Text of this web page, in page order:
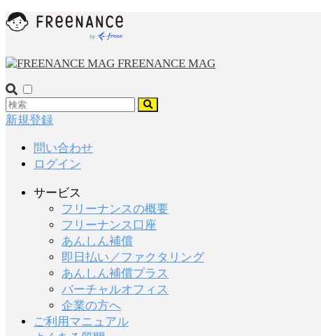
FREENANCE MAG
新規登録
問い合わせ
ログイン
サービス
フリーナンスの概要
フリーナンス口座
あんしん補償
即日払い／ファクタリング
あんしん補償プラス
バーチャルオフィス
企業の方へ
ご利用マニュアル